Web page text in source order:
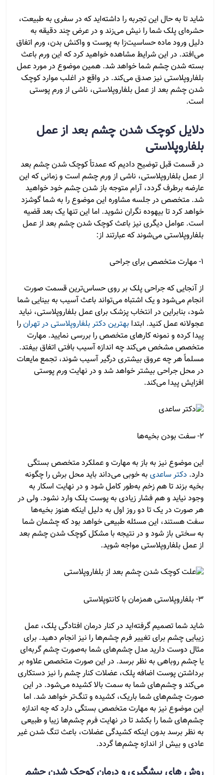
شاید تا به حال این تجربه را داشته‌اید که در سفری به طبیعت،
حشره‌ای پلک شما را نیش می‌زند و در عرض چند دقیقه به
دلیل ورود ماده حساسیت‌زا به پوست و واکنش بدن، ورم اتفاق
می‌افتد. در این شرایط مشاهده خواهید کرد که این ورم باعث
بسته شدن چشم شما خواهد شد. همین موضوع در مورد عمل
بلفاروپلاستی نیز صدق می‌کند. در واقع در اغلب موارد کوچک
شدن چشم بعد از عمل بلفاروپلاستی، ناشی از ورم پوستی
است.
دلایل کوچک شدن چشم بعد از عمل
بلفاروپلاستی
در قسمت قبل توضیح دادیم که عمدتاً کوچک شدن چشم بعد
از عمل بلفاروپلاستی، ناشی از ورم چشم است و زمانی که این
عارضه برطرف گردد، آرام متوجه باز شدن چشم خود خواهید
شد. متخصص در جلسه مشاوره این موضوع را به شما گوشزد
خواهد کرد تا بیهوده نگران نشوید. اما این تنها یک بعد قضیه
است. عوامل دیگری نیز باعث کوچک شدن چشم بعد از عمل
بلفاروپلاستی می‌شوند که عبارتند از:
1- مهارت متخصص برای جراحی
از آنجایی که جراحی پلک بر روی حساس‌ترین قسمت صورت
انجام می‌شود و یک اشتباه می‌تواند باعث آسیب به بینایی شما
شود، بنابراین در انتخاب پزشک برای عمل بلفاروپلاستی، نباید
عجولانه عمل کنید. ابتدا بهترین دکتر بلفاروپلاستی در تهرانرا
پیدا کرده و نمونه کارهای متخصص را بررسی نمایید. مهارت
متخصص مشخص می‌کند چه اندازه آسیب بافتی اتفاق بیفتد.
مسلماً هر چه عروق بیشتری درگیر آسیب شوند، تجمع مایعات
در محل جراحی بیشتر خواهد شد و در نهایت ورم پوستی
افزایش پیدا می‌کند.
2- سفت بودن بخیه‌ها
این موضوع نیز به باز به مهارت و عملکرد متخصص بستگی
دارد. دکتر ساعدی به خوبی می‌داند باید محل برش را چگونه
بخیه بزند تا هم زخم به‌طور کامل شود و در نهایت اسکار به
وجود نیاید و هم فشار زیادی به پوست پلک وارد نشود. ولی در
هر صورت در یک تا دو روز اول به دلیل اینکه هنوز بخیه‌ها
سفت هستند، این مسئله طبیعی خواهد بود که چشمان شما
به سختی باز شود و در نتیجه با مشکل کوچک شدن چشم بعد
از عمل بلفاروپلاستی مواجه شوید.
3- بلفاروپلاستی همزمان با کانتوپلاستی
شاید شما تصمیم گرفته‌اید در کنار درمان افتادگی پلک، عمل
زیبایی چشم برای تغییر فرم چشم‌ها را نیز انجام دهید. برای
مثال دوست دارید مدل چشم‌های شما به‌صورت چشم گربه‌ای
یا چشم روباهی به نظر برسد. در این صورت متخصص علاوه بر
برداشتن پوست اضافه پلک، عضلات کنار چشم را نیز دستکاری
می‌کند و چشم‌های شما به سمت بالا کشیده می‌شود. در این
صورت چشم‌های شما باریک، کشیده و تنگ‌تر خواهد شد. اما
این موضوع نیز به مهارت متخصص بستگی دارد که چه اندازه
چشم‌های شما را بکشد تا در نهایت فرم چشم‌ها زیبا و طبیعی
به نظر برسد بدون اینکه کشیدگی عضلات، باعث تنگ شدن غیر
عادی و بیش از اندازه چشم‌ها گردد.